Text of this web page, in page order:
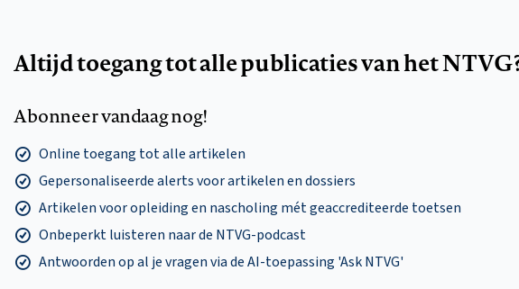
Altijd toegang tot alle publicaties van het
Abonneer vandaag nog!
Online toegang tot alle artikelen
Gepersonaliseerde alerts voor artikelen en dossiers
Artikelen voor opleiding en nascholing mét geaccrediteerde toetsen
Onbeperkt luisteren naar de NTVG-podcast
Antwoorden op al je vragen via de AI-toepassing 'Ask NTVG'